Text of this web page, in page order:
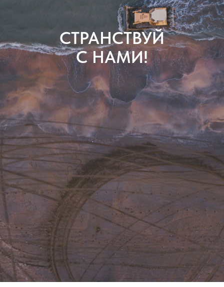
СТРАНСТВУЙ
С НАМИ!